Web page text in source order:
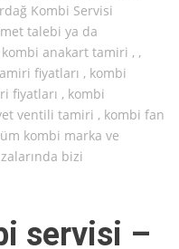
Kombi Servisi
talebi ya da
anakart tamiri , ,
fiyatları , kombi
fiyatları , kombi
ventili tamiri , kombi fan
kombi marka ve
bizi
servisi –